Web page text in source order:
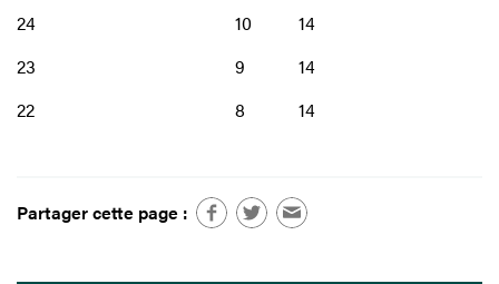
24
10
14
23
9
14
22
8 14
Partager cette page :